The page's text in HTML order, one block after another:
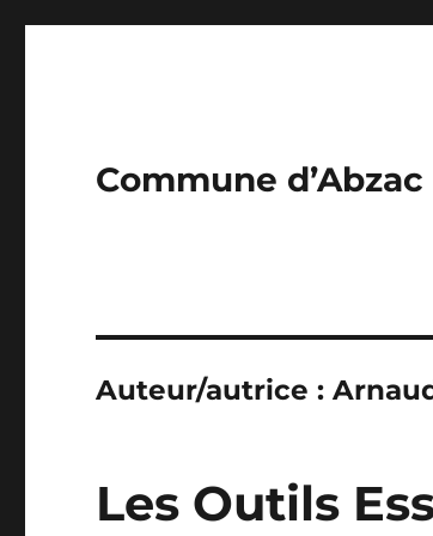
Commune
Auteur/autrice :
Les Outils